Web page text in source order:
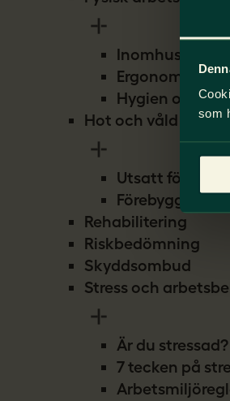
som
Inomhusmiljö
Ergonomi
Hygien och
Hot och våld
Utsatt för hot
Förebygg hot
Rehabilitering
Riskbedömning
Skyddsombud
Stress och
Är du stressad?
7 tecken på